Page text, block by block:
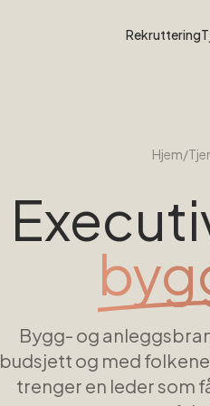
Rekruttering
Hjem/
Bygg- og
budsjett og med
trenger en leder som